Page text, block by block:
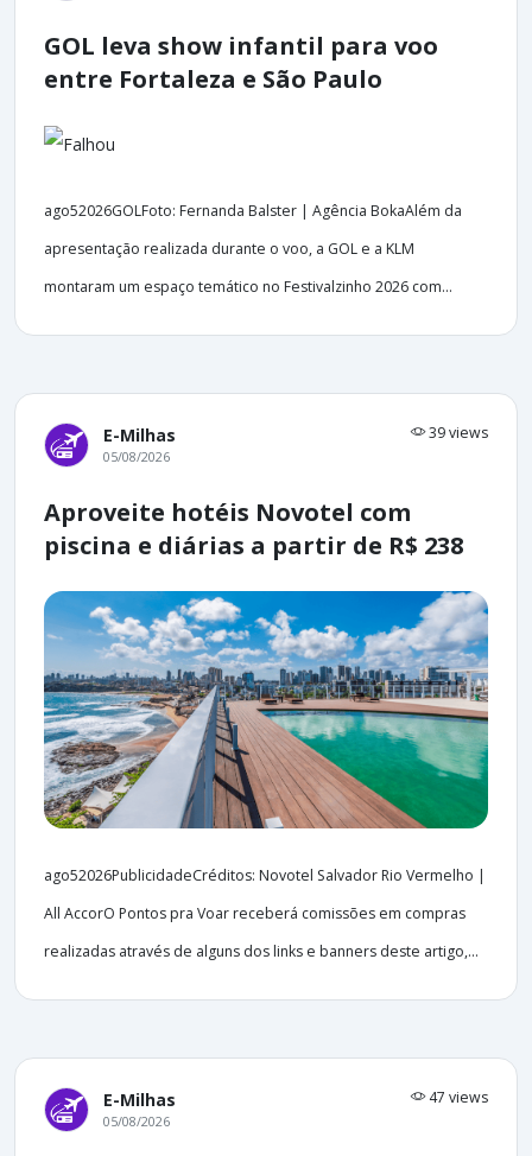
GOL leva show infantil para voo
entre Fortaleza e São Paulo
ago52026GOLFoto: Fernanda Balster | Agência BokaAlém da
apresentação realizada durante o voo, a GOL e a KLM
montaram um espaço temático no Festivalzinho 2026 com...
E-Milhas 39 views
05/08/2026
Aproveite hotéis Novotel com
piscina e diárias a partir de R$ 238
ago52026PublicidadeCréditos: Novotel Salvador Rio Vermelho |
All AccorO Pontos pra Voar receberá comissões em compras
realizadas através de alguns dos links e banners deste artigo,...
E-Milhas 47 views
05/08/2026